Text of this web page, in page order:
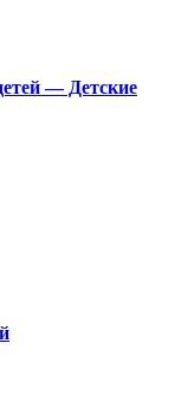
— Детские